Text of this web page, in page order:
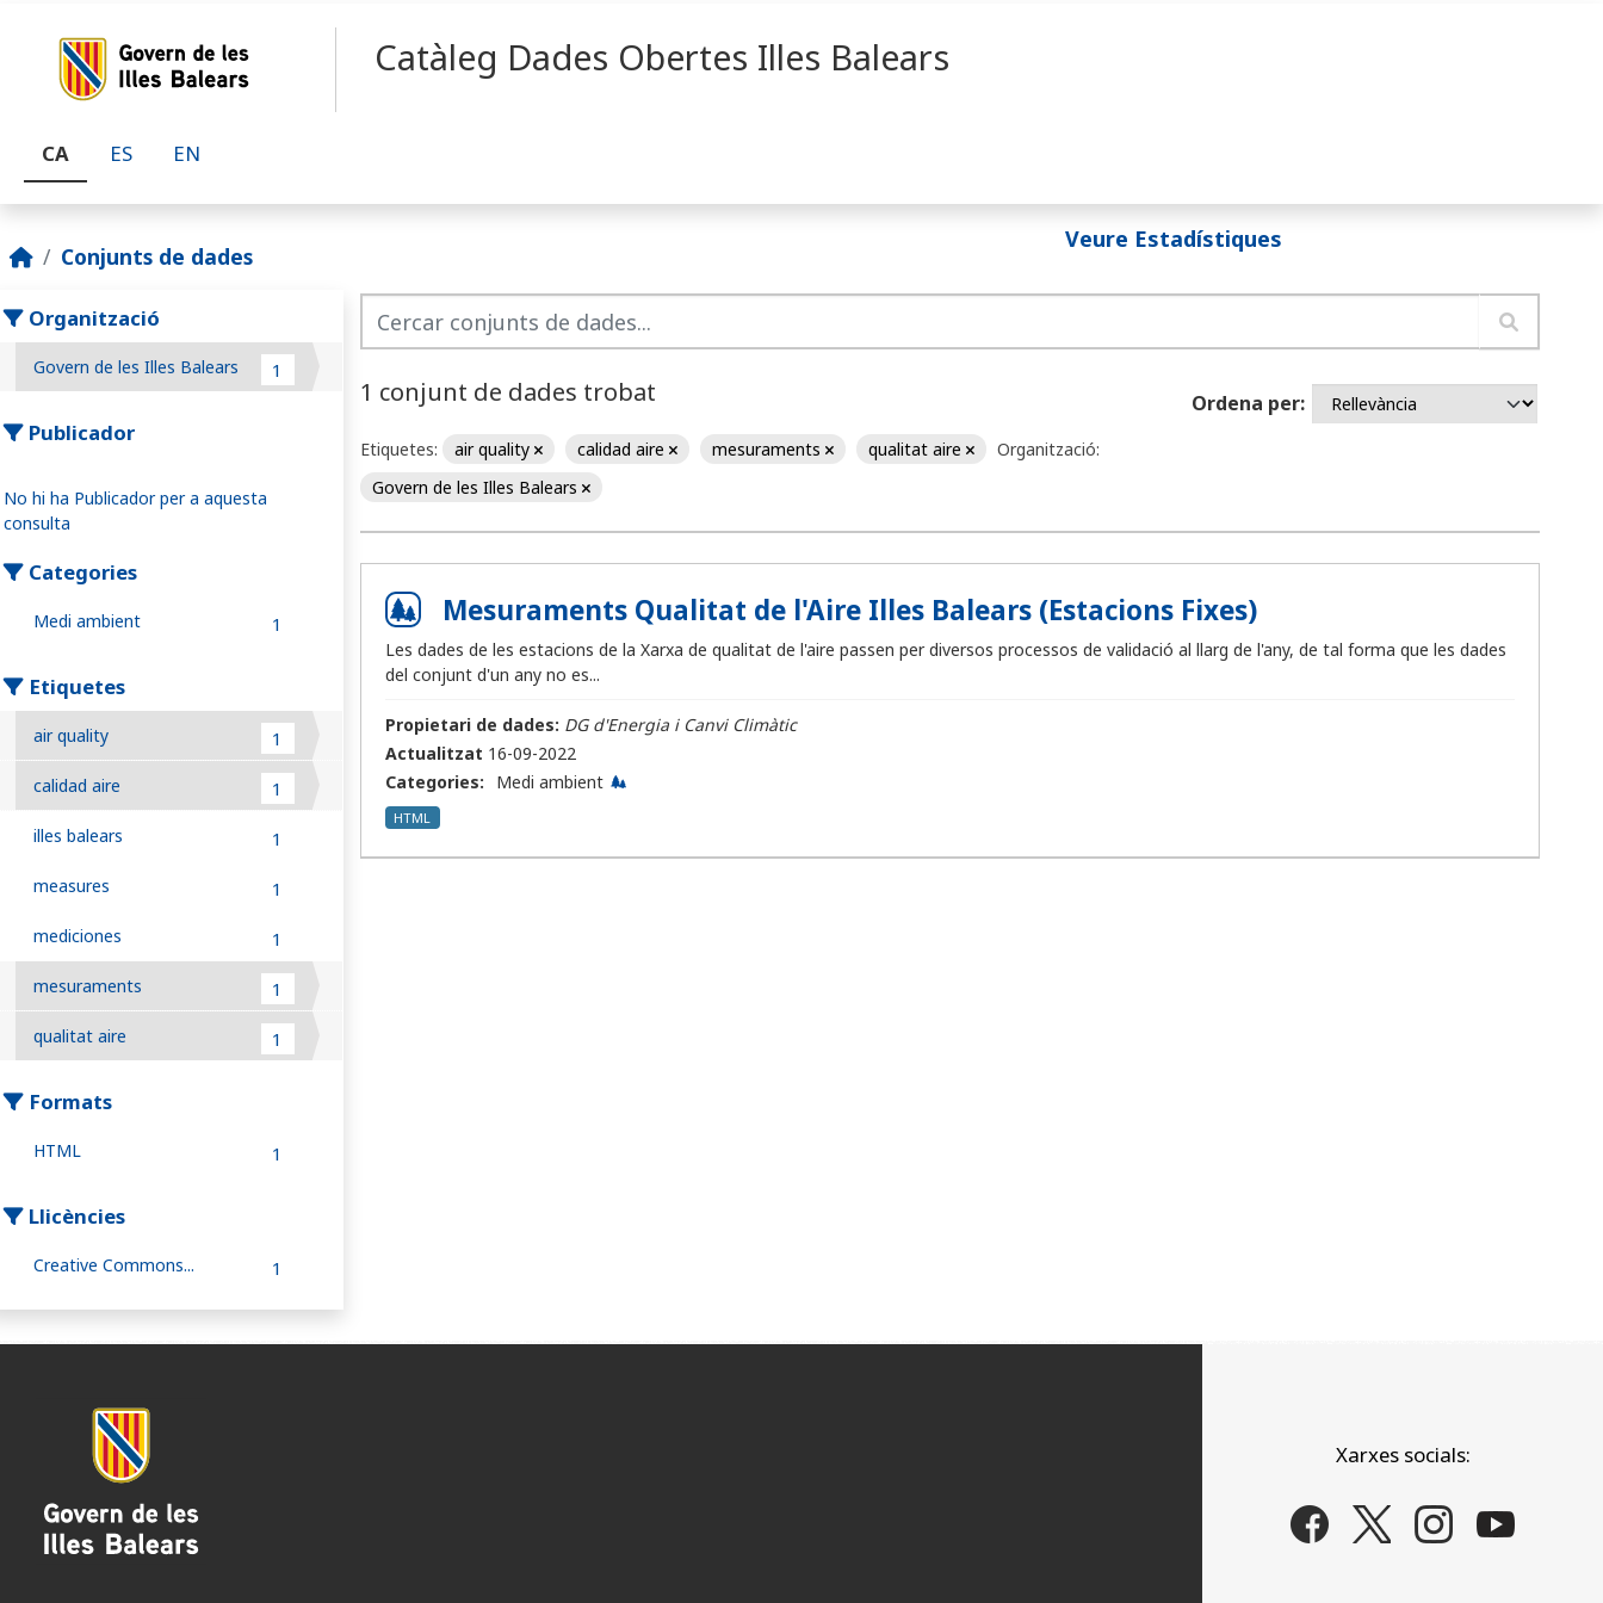
Catàleg Dades Obertes Illes Balears
CA ES EN
Veure Estadístiques
Conjunts de dades
Organització
Govern de les Illes Balears 1
Publicador
No hi ha Publicador per a aquesta
consulta
Categories
Medi ambient 1
Etiquetes
air quality 1
calidad aire 1
illes balears 1
measures 1
mediciones 1
mesuraments 1
qualitat aire 1
Formats
HTML 1
Llicències
Creative Commons... 1
Ordena per
1 conjunt de dades trobat
Etiquetes: air quality calidad aire mesuraments qualitat aire
Organització:
Govern de les Illes Balears
Mesuraments Qualitat de l'Aire Illes Balears (Estacions Fixes)
Les dades de les estacions de la Xarxa de qualitat de l'aire passen per diversos processos de validació al llarg de l'any, de tal forma que les dades
del conjunt d'un any no es...
Propietari de dades: DG d'Energia i Canvi Climàtic
Actualitzat 16-09-2022
Categories:
Medi ambient
HTML
Xarxes socials: